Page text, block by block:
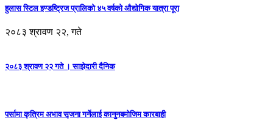
हुलास स्टिल इण्डष्ट्रिज प्रालिको ४५ वर्षको औद्योगिक यात्रा पूरा
२०८३ श्रावण २२, गते
२०८३ श्रावण २२ गते । साझेदारी दैनिक
पर्सामा कृत्रिम अभाव सृजना गर्नेलाई कानुनबमोजिम कारबाही